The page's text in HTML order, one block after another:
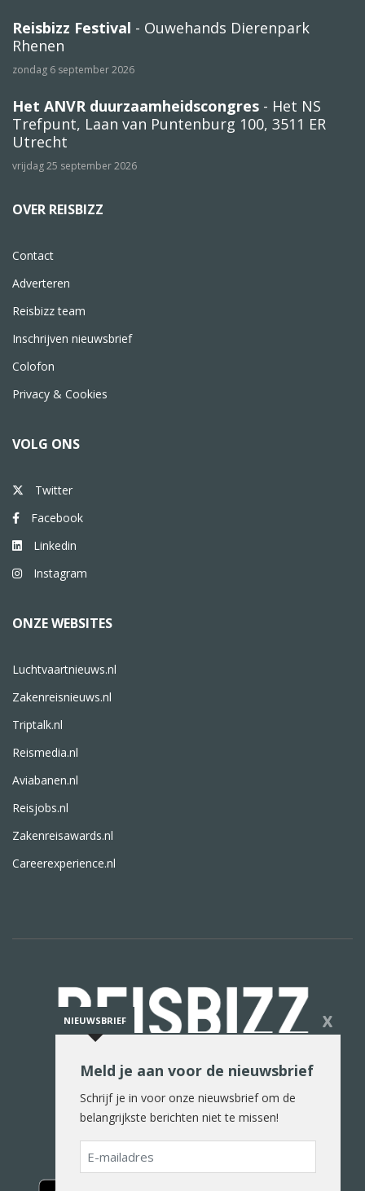
Reisbizz Festival - Ouwehands Dierenpark
Rhenen
zondag 6 september 2026
Het ANVR duurzaamheidscongres - Het NS
Trefpunt, Laan van Puntenburg 100, 3511 ER
Utrecht
vrijdag 25 september 2026
OVER REISBIZZ
Contact
Adverteren
Reisbizz team
Inschrijven nieuwsbrief
Colofon
Privacy & Cookies
VOLG ONS
Twitter
Facebook
Linkedin
Instagram
ONZE WEBSITES
Luchtvaartnieuws.nl
Zakenreisnieuws.nl
Triptalk.nl
Reismedia.nl
Aviabanen.nl
Reisjobs.nl
Zakenreisawards.nl
Careerexperience.nl
De reiswereld in woord en beeld
NIEUWSBRIEF X
Meld je aan voor de nieuwsbrief
Schrijf je in voor onze nieuwsbrief om de
belangrijkste berichten niet te missen!
E-
mailadres